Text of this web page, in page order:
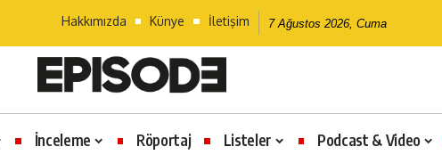
Hakkımızda Künye İletişim 7 Ağustos 2026, Cuma
İnceleme Röportaj Listeler Podcast & Video